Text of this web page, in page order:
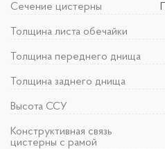
Сечение цистерны
Толщина листа обечайки
Толщина переднего днища
Толщина заднего днища
Высота ССУ
Конструктивная связь
цистерны с рамой